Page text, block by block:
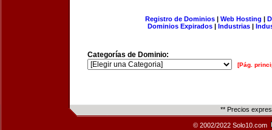
Registro de Dominios| Web Hosting |
Dominios Expirados | Industrias |
Categorías de Dominio:
[Pág.
** Precios
© 2002/2022 Solo10.com